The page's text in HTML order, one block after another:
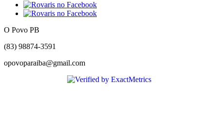
O Povo PB
(83) 98874-3591
opovoparaiba@gmail.com